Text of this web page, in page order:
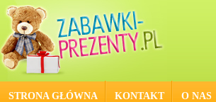
STRONA GŁÓWNA KONTAKT O NAS